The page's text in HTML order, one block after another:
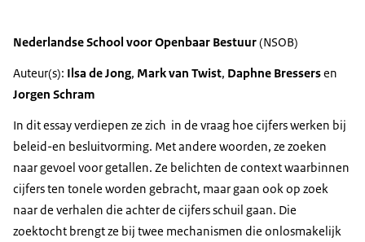
Nederlandse School voor Openbaar Bestuur(NSOB)
Auteur(s): Ilsa de Jong, Mark van Twist, Daphne Bressersen
Jorgen Schram
In dit essay verdiepen ze zich in de vraag hoe cijfers werken bij
beleid-en besluitvorming. Met andere woorden, ze zoeken
naar gevoel voor getallen. Ze belichten de context waarbinnen
cijfers ten tonele worden gebracht, maar gaan ook op zoek
naar de verhalen die achter de cijfers schuil gaan. Die
zoektocht brengt ze bij twee mechanismen die onlosmakelijk